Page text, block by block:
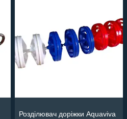
Розділювач доріжки Aquaviva